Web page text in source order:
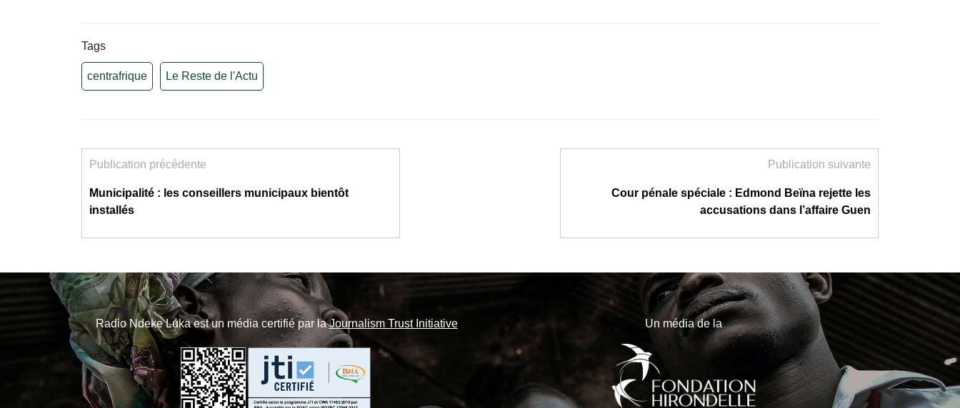
Tags
centrafrique Le Reste de l'Actu
Publication précédente
Municipalité : les conseillers municipaux bientôt
installés
Publication suivante
Cour pénale spéciale : Edmond Beïna rejette les
accusations dans l’affaire Guen
Radio Ndeke Luka est un média certifié par laJournalism Trust Initiative Un média de la